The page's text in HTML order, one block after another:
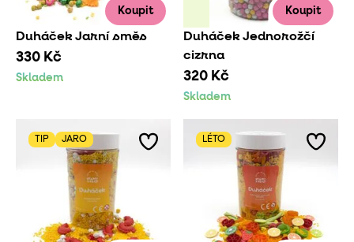
Koupit
Duháček Jarní směs
330 Kč
Skladem
Koupit
Duháček Jednorožčí
cizrna
320 Kč
Skladem
TIP JARO LÉTO